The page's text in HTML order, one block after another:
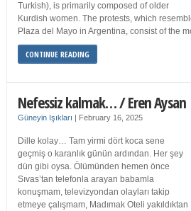
Turkish), is primarily composed of older
Kurdish women. The protests, which
Plaza del Mayo in Argentina, consist of the
CONTINUE READING
Nefessiz kalmak… / Eren Aysan
Güneyin Işıkları | February 16, 2025
Dille kolay… Tam yirmi dört koca sene
geçmiş o karanlık günün ardından. Her şey
dün gibi oysa. Ölümünden hemen önce
Sıvas’tan telefonla arayan babamla
konuşmam, televizyondan olayları takip
etmeye çalışmam, Madımak Oteli yakıldıktan